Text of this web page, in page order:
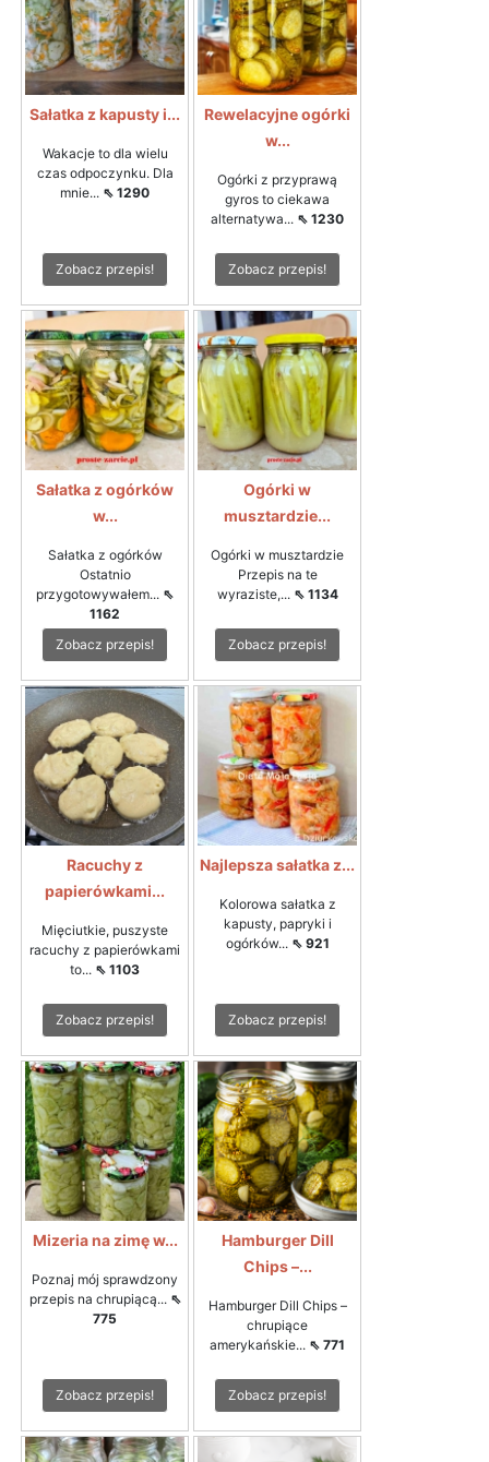
Sałatka z kapusty i...
Wakacje to dla wielu
czas odpoczynku. Dla
mnie... ⇖ 1290
Zobacz przepis!
Rewelacyjne ogórki
w...
Ogórki z przyprawą
gyros to ciekawa
alternatywa... ⇖ 1230
Zobacz przepis!
Sałatka z ogórków
w...
Sałatka z ogórków
Ostatnio
przygotowywałem... ⇖
1162
Zobacz przepis!
Ogórki w
musztardzie...
Ogórki w musztardzie
Przepis na te
wyraziste,... ⇖ 1134
Zobacz przepis!
Racuchy z
papierówkami...
Mięciutkie, puszyste
racuchy z papierówkami
to... ⇖ 1103
Zobacz przepis!
Najlepsza sałatka z...
Kolorowa sałatka z
kapusty, papryki i
ogórków... ⇖ 921
Zobacz przepis!
Mizeria na zimę w...
Poznaj mój sprawdzony
przepis na chrupiącą... ⇖
775
Zobacz przepis!
Hamburger Dill
Chips –...
Hamburger Dill Chips –
chrupiące
amerykańskie... ⇖ 771
Zobacz przepis!